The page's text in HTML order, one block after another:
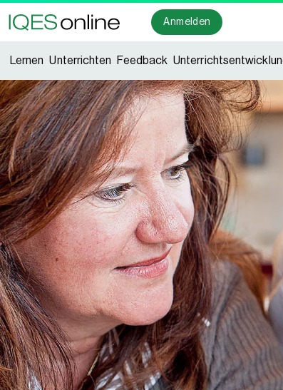
Anmelden
Lernen Unterrichten Feedback